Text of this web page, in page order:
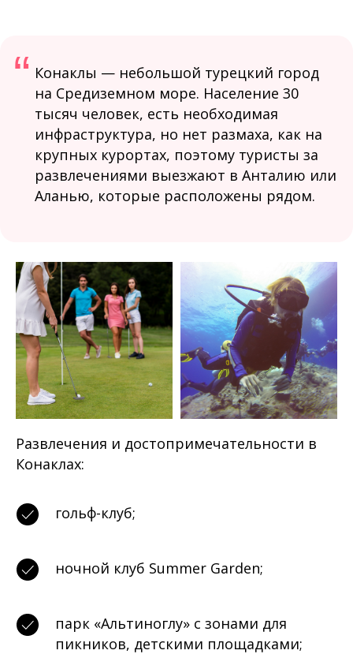
“ Конаклы — небольшой турецкий город
на Средиземном море. Население 30
тысяч человек, есть необходимая
инфраструктура, но нет размаха, как на
крупных курортах, поэтому туристы за
развлечениями выезжают в Анталию или
Аланью, которые расположены рядом.
Развлечения и достопримечательности в
Конаклах:
гольф-клуб;
ночной клуб Summer Garden;
парк «Альтиноглу» с зонами для
пикников, детскими площадками;